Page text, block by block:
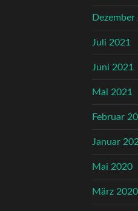
Dezember
Juli 2021
Juni 2021
Mai 2021
Februar
Januar
Mai 2020
März 2020